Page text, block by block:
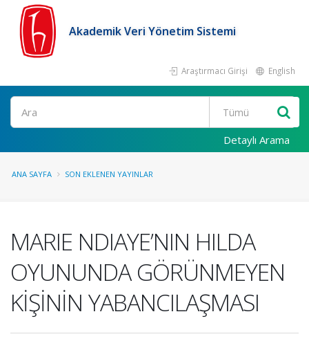
Akademik Veri Yönetim Sistemi
Araştırmacı Girişi English
Ara
Detaylı Arama
ANA SAYFA SON EKLENEN YAYINLAR
MARIE NDIAYE’NIN HILDA
OYUNUNDA GÖRÜNMEYEN
KİŞİNİN YABANCILAŞMASI